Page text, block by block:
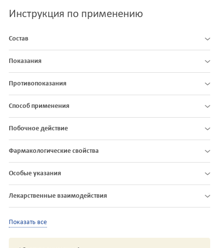
Инструкция по применению
Состав
Показания
Противопоказания
Способ применения
Побочное действие
Фармакологические свойства
Особые указания
Лекарственные взаимодействия
Показать все